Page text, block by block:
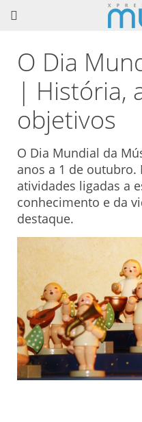
O Dia
| História,
objetivos
O Dia Mundial da
anos a 1 de outubro.
atividades ligadas a
conhecimento e da
destaque.